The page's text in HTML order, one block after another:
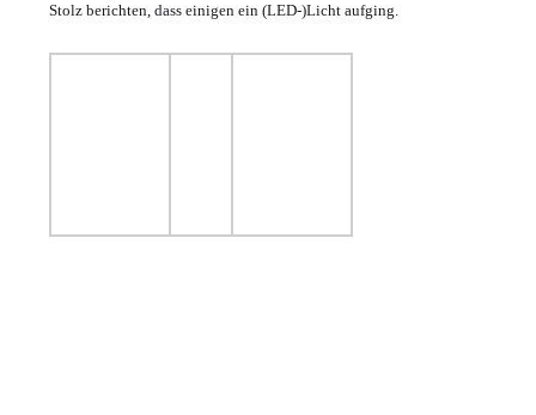
Stolz berichten, dass einigen ein (LED-)Licht aufging.